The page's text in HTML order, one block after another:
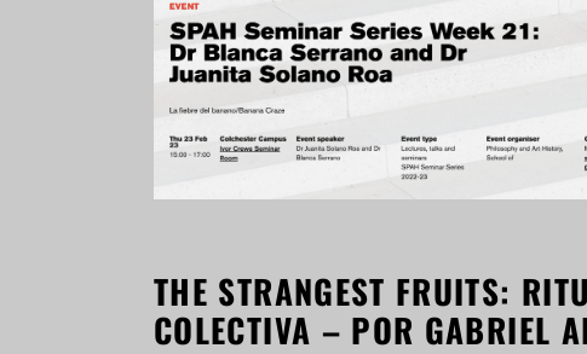
THE STRANGEST FRUITS:
COLECTIVA – POR GABRIEL